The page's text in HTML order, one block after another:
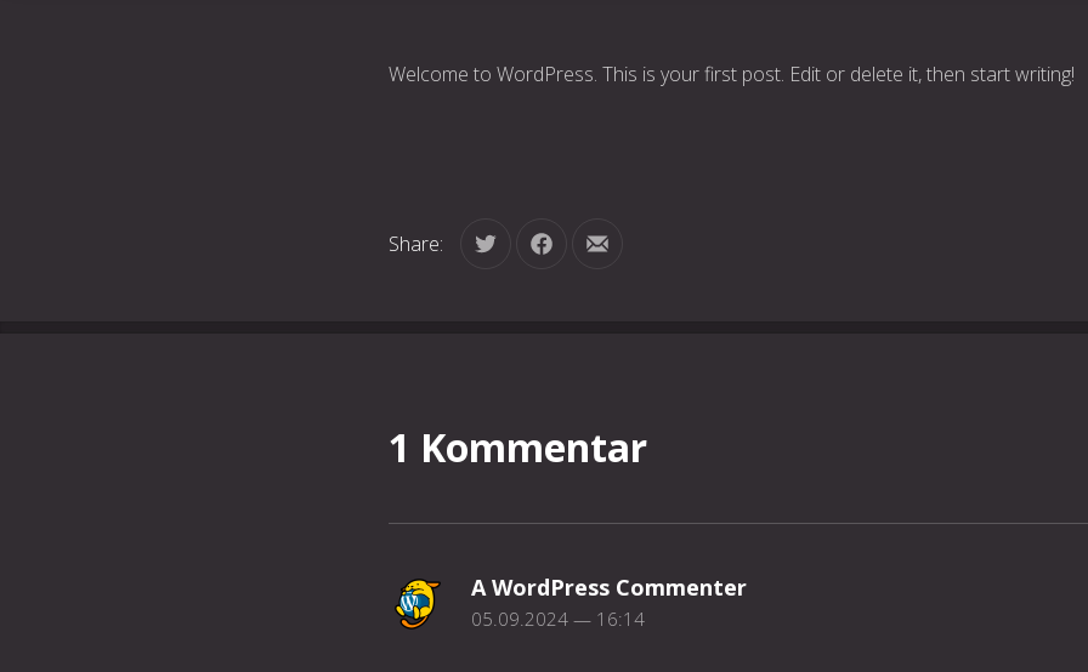
Welcome to WordPress. This is your first post. Edit or delete it, then start writing!
Share: Tweet Share on Facebook
Share by Email
1 Kommentar
A WordPress Commenter
05.09.2024 — 16:14